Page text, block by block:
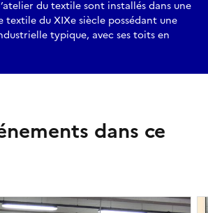
du textile sont installés dans une
textile du XIXe siècle possédant une
typique, avec ses toits en
dans ce